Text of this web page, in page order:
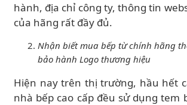
hành, địa chỉ công ty, thông tin
của hãng rất đầy đủ.
Nhận biết mua bếp từ chính hãng
bảo hành Logo thương hiệu
Hiện nay trên thị trường, hầu hết
nhà bếp cao cấp đều sử dụng tem